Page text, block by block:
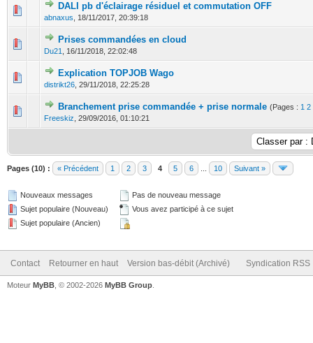
DALI pb d'éclairage résiduel et commutation OFF
abnaxus 18/11/2017, 20:39:18
0 Votes - 0 sur 5 en moyenne
12345
Prises commandées en cloud
Du21 16/11/2018, 22:02:48
0 Votes - 0 sur 5 en moyenne
123 45
Explication TOPJOB Wago
distrikt26 29/11/2018, 22:25:28
0 Votes - 0 sur 5 en moyenne
12345
Branchement prise commandée + prise normale (Pages : 1 2
Freeskiz 29/09/2016, 01:10:21
0 Votes - 0 sur 5 en moyenne
12345
Pages (10) : « Précédent 1 2 3 4 5 6 10 Suivant »
Nouveaux messages
Sujet populaire (Nouveau)
Sujet populaire (Ancien)
Pas de nouveau message
Vous avez participé à ce sujet
Contact Retourner en haut Version bas-débit (Archivé) Syndication RSS
Moteur MyBB , © 2002-2026 MyBB Group